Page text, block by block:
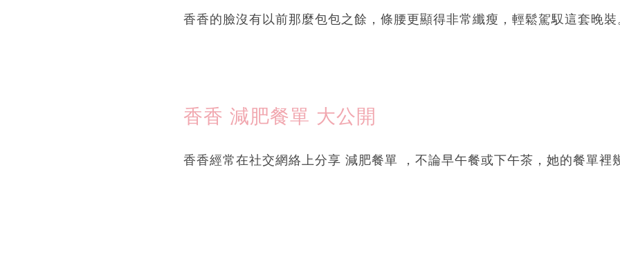
香香的臉沒有以前那麼包包之餘，條腰更顯得非常纖瘦，輕鬆駕馭這套晚裝
香香 減肥餐單 大公開
香香經常在社交網絡上分享 減肥餐單 ，不論早午餐或下午茶，她的餐單裡